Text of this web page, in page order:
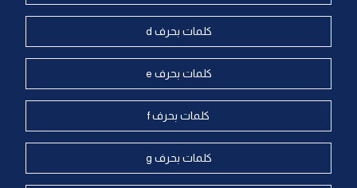
كلمات بحرف d
كلمات بحرف e
كلمات بحرف f
كلمات بحرف g